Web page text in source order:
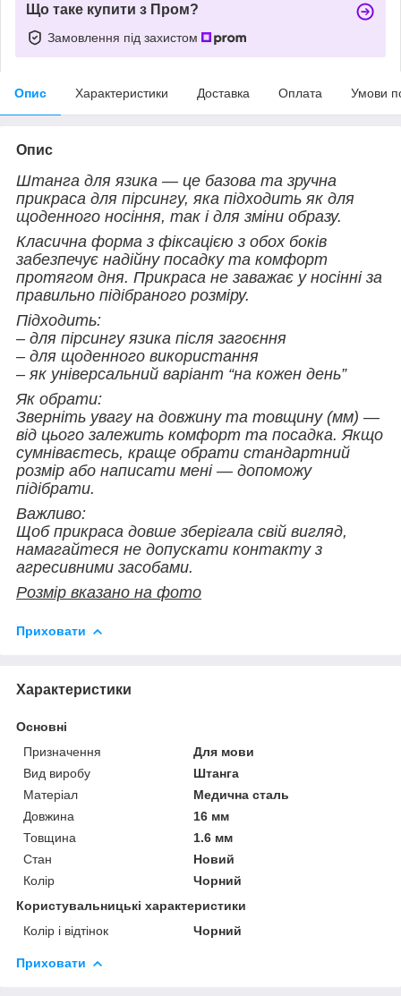
Що таке купити з Пром?
Замовлення під захистом
Опис Характеристики Доставка Оплата Умови
Опис
Штанга для язика — це базова та зручна
прикраса для пірсингу, яка підходить як для
щоденного носіння, так і для зміни образу.
Класична форма з фіксацією з обох боків
забезпечує надійну посадку та комфорт
протягом дня. Прикраса не заважає у носінні за
правильно підібраного розміру.
Підходить:
– для пірсингу язика після загоєння
– для щоденного використання
– як універсальний варіант “на кожен день”
Як обрати:
Зверніть увагу на довжину та товщину (мм) —
від цього залежить комфорт та посадка. Якщо
сумніваєтесь, краще обрати стандартний
розмір або написати мені — допоможу
підібрати.
Важливо:
Щоб прикраса довше зберігала свій вигляд,
намагайтеся не допускати контакту з
агресивними засобами.
Розмір вказано на фото
Приховати
Характеристики
Основні
Призначення
Для мови
Вид виробу
Штанга
Матеріал
Медична сталь
Довжина
16 мм
Товщина
1.6 мм
Стан
Новий
Колір
Чорний
Користувальницькі характеристики
Колір і відтінок
Чорний
Приховати